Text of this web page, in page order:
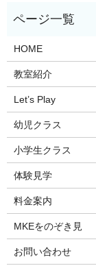
HOME
教室紹介
Let’s Play
幼児クラス
小学生クラス
体験見学
料金案内
MKEをのぞき見
お問い合わせ